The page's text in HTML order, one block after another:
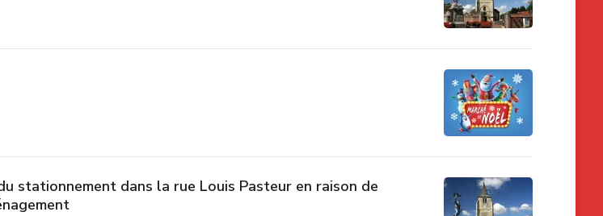
stationnement dans la rue Louis Pasteur en raison de